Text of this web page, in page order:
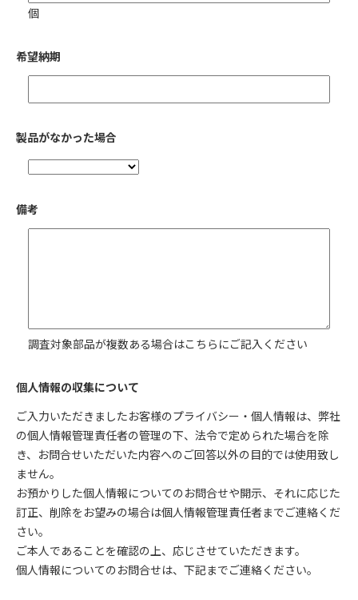
個
希望納期
製品がなかった場合
備考
調査対象部品が複数ある場合はこちらにご記入ください
個人情報の収集について
ご入力いただきましたお客様のプライバシー・個人情報は、弊社
の個人情報管理責任者の管理の下、法令で定められた場合を除
き、お問合せいただいた内容へのご回答以外の目的では使用致し
ません。
お預かりした個人情報についてのお問合せや開示、それに応じた
訂正、削除をお望みの場合は個人情報管理責任者までご連絡くだ
さい。
ご本人であることを確認の上、応じさせていただきます。
個人情報についてのお問合せは、下記までご連絡ください。